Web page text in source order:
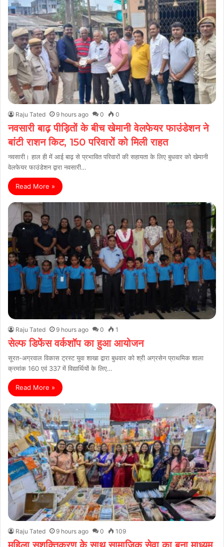
Raju Tated 9 hours ago 0 0
नवसारी बाढ़ पीड़ितों के बीच खेमानी वेलफेयर फाउंडेशन ने
बांटी राशन किट, 150 परिवारों को मिली राहत
नवसारी। हाल ही में आई बाढ़ से प्रभावित परिवारों की सहायता के लिए बुधवार को खेमानी
वेलफेयर फाउंडेशन द्वारा नवसारी…
Read More »
Raju Tated 9 hours ago 0 1
सेल्फ डिफेंस वर्कशॉप का हुआ आयोजन
सूरत-अग्रवाल विकास ट्रस्ट युवा शाखा द्वारा बुधवार को श्री अग्रसेन प्राथमिक शाला
क्रमांक 160 एवं 337 में विद्यार्थियों के लिए…
Read More »
Raju Tated 9 hours ago 0 109